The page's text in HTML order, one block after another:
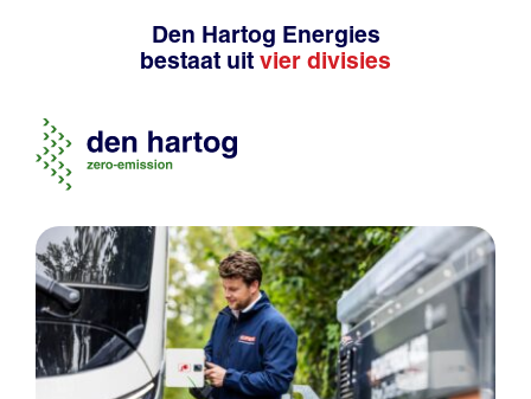
Den Hartog Energies
bestaat uit vier divisies